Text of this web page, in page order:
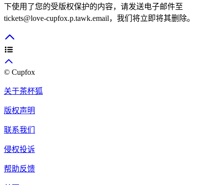
下使用了您的受版权保护的内容，请发送电子邮件至
tickets@love-cupfox.p.tawk.email，我们将立即将其删除。
© Cupfox
关于茶杯狐
版权声明
联系我们
侵权投诉
帮助反馈